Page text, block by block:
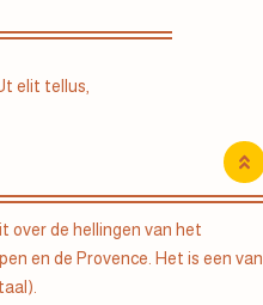
elit tellus,
over de hellingen van het
en de Provence. Het is een van